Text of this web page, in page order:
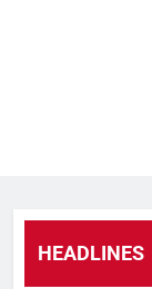
HEADLINES
5